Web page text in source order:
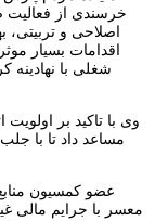
خرسندی از فعالیت
اصلاحی و
اقدامات بسیار
شغلی با
وی با تاکید بر
مساعد داد تا با
عضو کمسیون
معسر با جرایم مالی